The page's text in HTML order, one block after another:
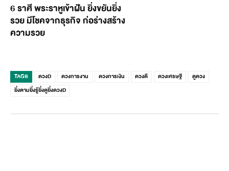
6 ราศี พระราหูเข้าฝัน ยิ่งขยันยิ่ง
รวย มีโชคจากธุรกิจ ก่อร่างสร้าง
ความรวย
TAGS ดวงD ดวงการงาน ดวงการเงิน ดวงดี ดวงเศรษฐี
ดูดวง
ยิ่งตามยิ่งรู้ยิ่งดูยิ่งดวงD